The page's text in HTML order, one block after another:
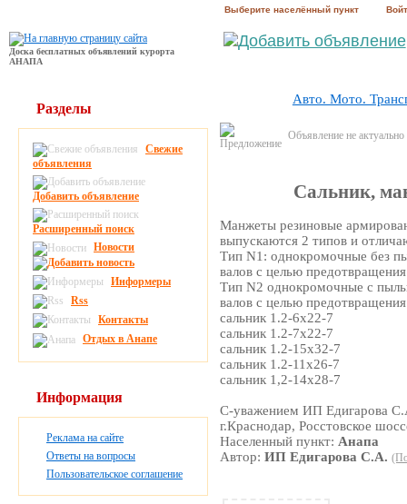
Выберите населённый пункт
Доска бесплатных объявлений курорта
АНАПА
Авто. Мото.
Объявление не
Сальник,
Манжеты резиновые
выпускаются 2 типов и
Тип N1: однокромочные без
валов с целью
Тип N2 однокромочные с
валов с целью
сальник 1.2-6х22-7
сальник 1.2-7х22-7
сальник 1.2-15х32-7
сальник 1.2-11х26-7
сальник 1,2-14х28-7
С-уважением ИП Едигарова
г.Краснодар, Росстовское
Населенный пункт: Анапа
Автор:ИП Едигарова С.А.
Разделы
Свежие
объявления
Добавить объявление
Расширенный поиск
Новости
Информеры
Rss
Контакты
Отдых в Анапе
Информация
Реклама на сайте
Ответы на вопросы
Пользовательское соглашение